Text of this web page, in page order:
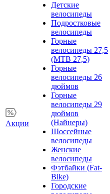
Акции
Детские
велосипеды
Подростковые
велосипеды
Горные
велосипеды 27,5
(MTB 27,5)
Горные
велосипеды 26
дюймов
Горные
велосипеды 29
дюймов
(Найнеры)
Шоссейные
велосипеды
Женские
велосипеды
Фэтбайки (Fat-
Bike)
Городские